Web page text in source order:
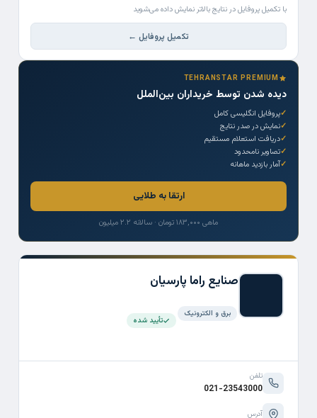
صنايع راما پارسیان
برق و الکترونیک
تأیید شده
تلفن
021-23543000
آدرس
با تکمیل پروفایل در نتایج بالاتر نمایش داده می‌شوید
تکمیل پروفایل ←
TEHRANSTAR PREMIUM
دیده شدن توسط خریداران بین‌الملل
پروفایل انگلیسی کامل
نمایش در صدر نتایج
دریافت استعلام مستقیم
تصاویر نامحدود
آمار بازدید ماهانه
ارتقا به طلایی
ماهی ۱۸۳,۰۰۰ تومان · سالانه ۲.۲ میلیون